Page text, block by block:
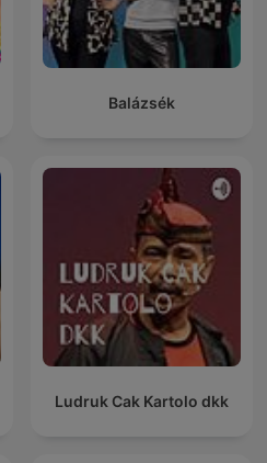
Balázsék
Ludruk Cak Kartolo dkk